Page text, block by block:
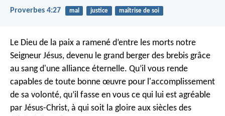
Proverbes 4:27 mal justice maîtrise de soi
Le Dieu de la paix a ramené d’entre les morts notre
Seigneur Jésus, devenu le grand berger des brebis grâce
au sang d'une alliance éternelle. Qu’il vous rende
capables de toute bonne œuvre pour l'accomplissement
de sa volonté, qu’il fasse en vous ce qui lui est agréable
par Jésus-Christ, à qui soit la gloire aux siècles des